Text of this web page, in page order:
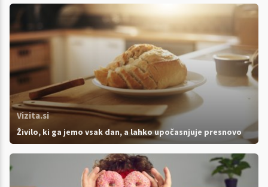
Vizita.si
Živilo, ki ga jemo vsak dan, a lahko upočasnjuje presnovo